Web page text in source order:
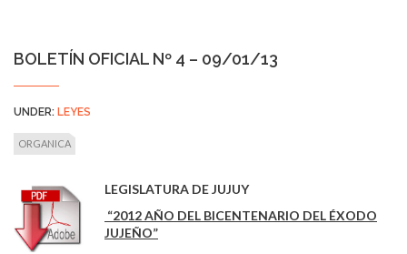
BOLETÍN OFICIAL Nº 4 – 09/01/13
UNDER: LEYES
ORGANICA
LEGISLATURA DE JUJUY
“2012 AÑO DEL BICENTENARIO DEL ÉXODO
JUJEÑO”